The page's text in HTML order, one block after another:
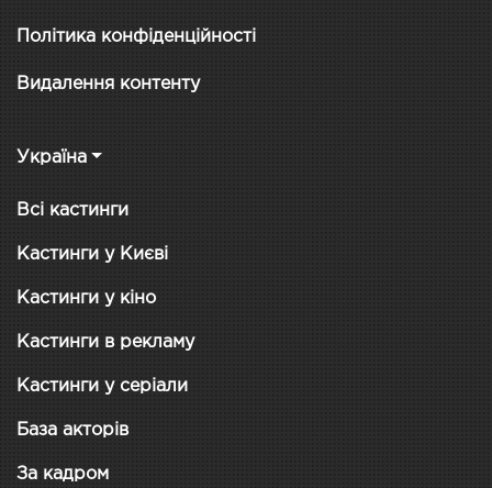
Політика конфіденційності
Видалення контенту
Україна
Всі кастинги
Кастинги у Києві
Кастинги у кіно
Кастинги в рекламу
Кастинги у серіали
База акторів
За кадром